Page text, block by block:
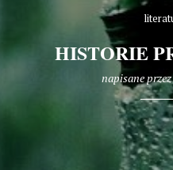
HISTORIE
napisane przez